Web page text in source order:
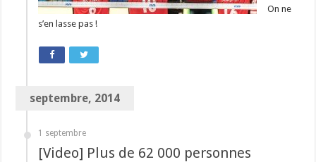
On ne
s’en lasse pas !
septembre, 2014
1 septembre
[Video] Plus de 62 000 personnes